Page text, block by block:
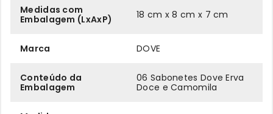
Medidas com
Embalagem (LxAxP)
18 cm x 8 cm x 7 cm
Marca DOVE
Conteúdo da
Embalagem
06 Sabonetes Dove Erva
Doce e Camomila